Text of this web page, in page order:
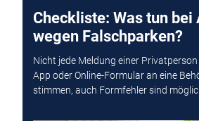
Checkliste: Was tun bei
wegen Falschparken?
Nicht jede Meldung einer
App oder Online-Formular an eine
stimmen, auch Formfehler sind